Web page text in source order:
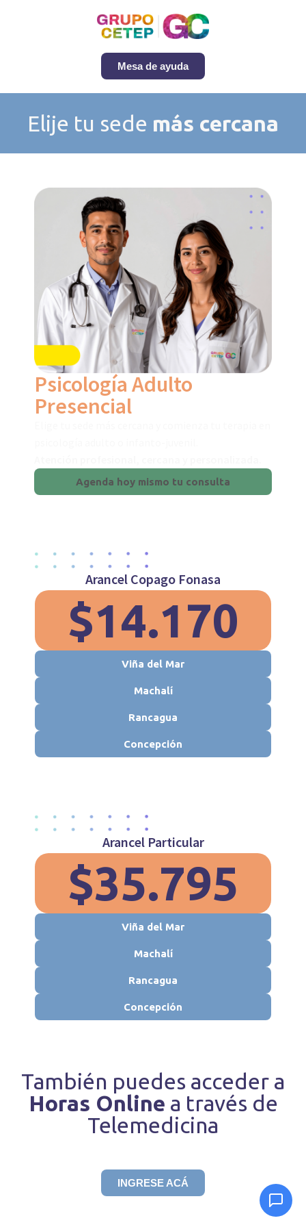
Mesa de ayuda
Elije tu sede más cercana
Psicología Adulto
Presencial
Agenda hoy mismo tu consulta
Arancel Copago Fonasa
$14.170
Viña del Mar
Machalí
Rancagua
Concepción
Arancel Particular
$35.795
Viña del Mar
Machalí
Rancagua
Concepción
También puedes acceder a
Horas Online a través de
Telemedicina
INGRESE ACÁ